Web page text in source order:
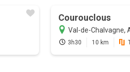
Courouclous
Val-de-Chalvagne,
3h30 10 km